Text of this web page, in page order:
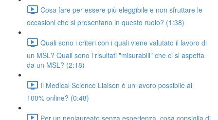
Cosa fare per essere più eleggibile e non sfruttare le
occasioni che si presentano in questo ruolo? (1:38)
Quali sono i criteri con i quali viene valutato il lavoro di
un MSL? Quali sono i risultati "misurabili" che ci si aspetta
da un MSL? (2:18)
Il Medical Science Liaison è un lavoro possibile al
100% online? (0:48)
Per un neolaureato senza esperienza, cosa consiglia di